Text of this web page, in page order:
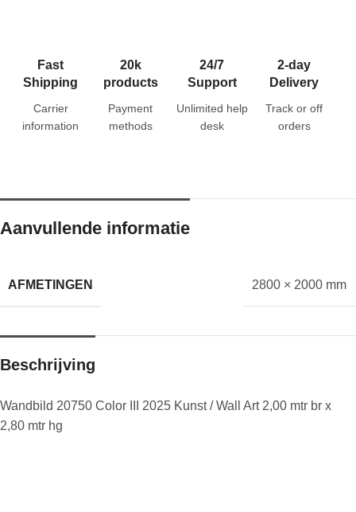
Fast
Shipping
Carrier
information
20k
products
Payment
methods
24/7
Support
Unlimited help
desk
2-day
Delivery
Track or off
orders
Aanvullende informatie
AFMETINGEN 2800 × 2000 mm
Beschrijving
Wandbild 20750 Color III 2025 Kunst / Wall Art 2,00 mtr br x
2,80 mtr hg